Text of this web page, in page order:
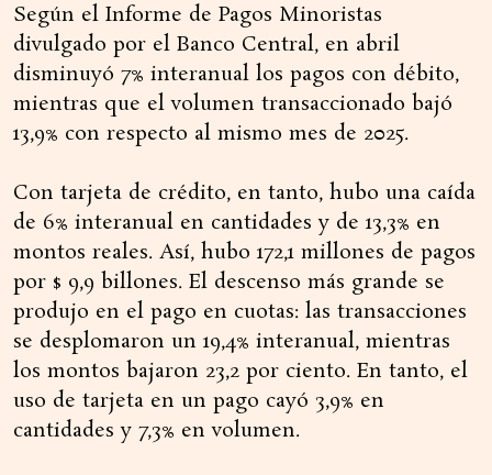
Según el Informe de Pagos Minoristas
divulgado por el Banco Central, en abril
disminuyó 7% interanual los pagos con débito,
mientras que el volumen transaccionado bajó
13,9% con respecto al mismo mes de 2025.
Con tarjeta de crédito, en tanto, hubo una caída
de 6% interanual en cantidades y de 13,3% en
montos reales. Así, hubo 172,1 millones de pagos
por $ 9,9 billones. El descenso más grande se
produjo en el pago en cuotas: las transacciones
se desplomaron un 19,4% interanual, mientras
los montos bajaron 23,2 por ciento. En tanto, el
uso de tarjeta en un pago cayó 3,9% en
cantidades y 7,3% en volumen.